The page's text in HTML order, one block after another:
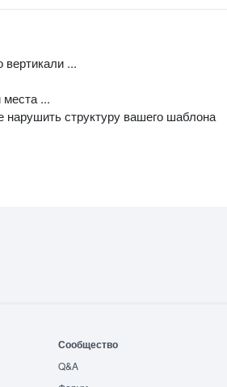
...
места ...
структуру вашего шаблона
Сообщество
Q&A